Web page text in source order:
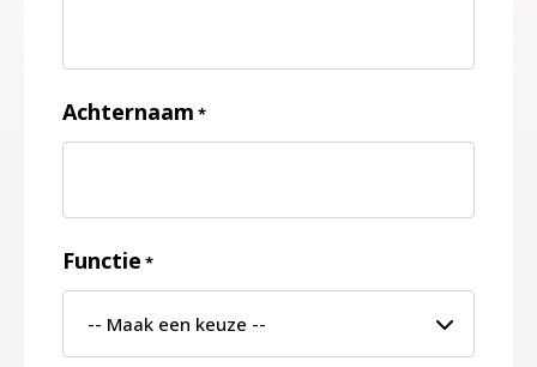
Achternaam *
Functie *